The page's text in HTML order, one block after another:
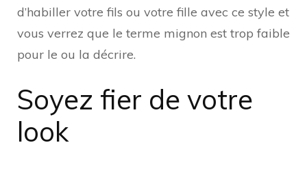
d’habiller votre fils ou votre fille avec ce style et
vous verrez que le terme mignon est trop faible
pour le ou la décrire.
Soyez fier de votre
look